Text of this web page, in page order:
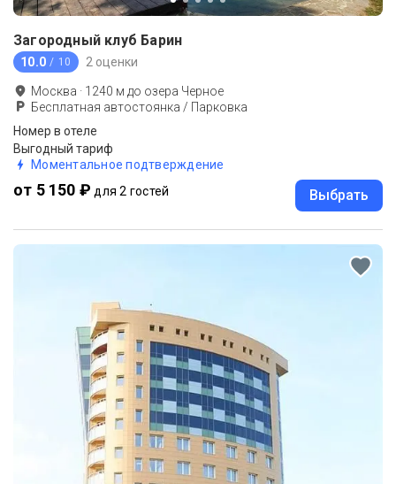
Загородный клуб Барин
10.0 / 10 2 оценки
Москва · 1240 м до озера Черное
Бесплатная автостоянка / Парковка
Номер в отеле
Выгодный тариф
Моментальное подтверждение
от 5 150 ₽ для 2 гостей Выбрать